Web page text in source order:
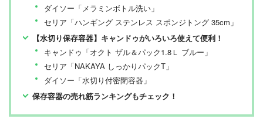
ダイソー「メラミンボトル洗い」
セリア「ハンギング ステンレス スポンジトング 35cm」
【水切り保存容器】キャンドゥがいろいろ使えて便利！
キャンドゥ「オクト ザル＆パック1.8Ｌ ブルー」
セリア「NAKAYA しっかりパックT」
ダイソー「水切り付密閉容器」
保存容器の売れ筋ランキングもチェック！